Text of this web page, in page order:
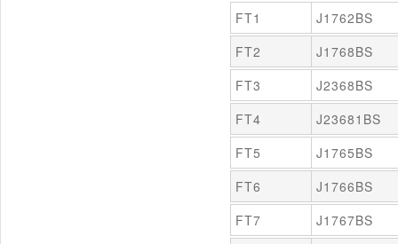
FT1
J1762BS
FT2
J1768BS
FT3
J2368BS
FT4
J23681BS
FT5
J1765BS
FT6
J1766BS
FT7
J1767BS